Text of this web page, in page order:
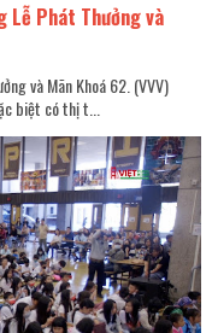
Lễ Phát Thưởng và
và Mãn Khoá 62. (VVV)
biệt có thị t...